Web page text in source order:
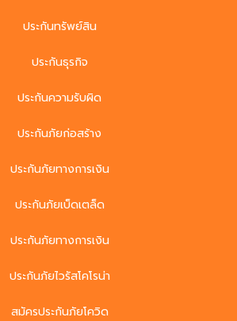
ประกันทรัพย์สิน
ประกันธุรกิจ
ประกันความรับผิด
ประกันภัยก่อสร้าง
ประกันภัยทางการเงิน
ประกันภัยเบ็ดเตล็ด
ประกันภัยทางการเงิน
ประกันภัยไวรัสโคโรน่า
สมัครประกันภัยโควิด